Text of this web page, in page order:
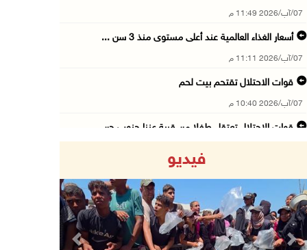
07/آب/2026 11:49 م
أسعار الغذاء العالمية عند أعلى مستوى منذ 3 سن ...
07/آب/2026 11:11 م
قوات الاحتلال تقتحم بيت لحم
07/آب/2026 10:40 م
قوات الاحتلال تعتقل طفلا من قرية عنزا جنوب جن ...
07/آب/2026 10:15 م
الاحتلال يعيق تنقل المواطنين ويقتحم بلدات شرق ...
07/آب/2026 08:52 م
فيديو
Previous Next